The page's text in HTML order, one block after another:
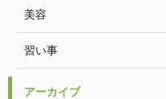
美容
習い事
アーカイブ